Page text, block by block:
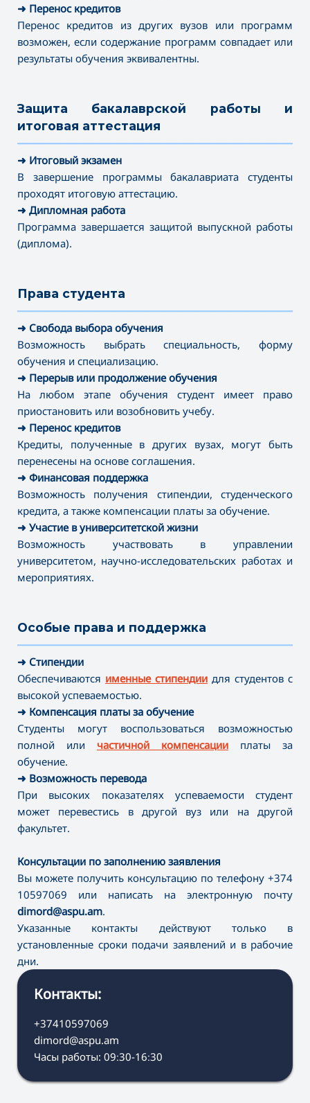
✔Магистратура
➜ Журналистика
➜ Режиссура
сооружений
➜ Операторство
⤷ Продюсерское дело
⤷ Художественная фотография
⤷ Педагогика хореографии – очно
➜ Перенос кредитов
Перенос кредитов из других вузов или программ
возможен, если содержание программ совпадает или
результаты обучения эквивалентны.
Защита бакалаврской работы и
итоговая аттестация
➜ Итоговый экзамен
В завершение программы бакалавриата студенты
проходят итоговую аттестацию.
➜ Дипломная работа
Программа завершается защитой выпускной работы
(диплома).
Права студента
➜ Свобода выбора обучения
Возможность выбрать специальность, форму
обучения и специализацию.
➜ Перерыв или продолжение обучения
На любом этапе обучения студент имеет право
приостановить или возобновить учебу.
➜ Перенос кредитов
Кредиты, полученные в других вузах, могут быть
перенесены на основе соглашения.
➜ Финансовая поддержка
Возможность получения стипендии, студенческого
кредита, а также компенсации платы за обучение.
➜ Участие в университетской жизни
Возможность участвовать в управлении
университетом, научно-исследовательских работах и
мероприятиях.
Особые права и поддержка
➜ Стипендии
Обеспечиваются именные стипендии для студентов с
высокой успеваемостью.
➜ Компенсация платы за обучение
Студенты могут воспользоваться возможностью
полной или частичной компенсации платы за
обучение.
➜ Возможность перевода
При высоких показателях успеваемости студент
может перевестись в другой вуз или на другой
факультет.
Консультации по заполнению заявления
Вы можете получить консультацию по телефону +374
10597069 или написать на электронную почту
dimord@aspu.am.
Указанные контакты действуют только в
установленные сроки подачи заявлений и в рабочие
дни.
Контакты:
+37410597069
dimord@aspu.am
Часы работы: 09։30-16։30